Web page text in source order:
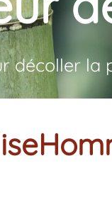
décoller la